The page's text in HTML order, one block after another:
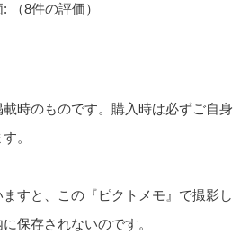
:
（8件の評価）
時のものです。購入時は必ずご自身
。
すと、この『ピクトメモ』で撮影し
保存されないのです。